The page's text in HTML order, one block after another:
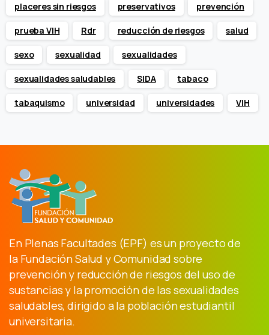
placeres sin riesgos preservativos prevención
prueba VIH Rdr reducción de riesgos salud
sexo sexualidad sexualidades
sexualidades saludables SIDA tabaco
tabaquismo universidad universidades VIH
En Plenas Facultades (EPF) es un proyecto de
la Fundación Salud y Comunidad sobre
prevención y reducción de riesgos del uso de
sustancias y la promoción de las sexualidades
saludables, dirigido a la población estudiantil
universitaria.